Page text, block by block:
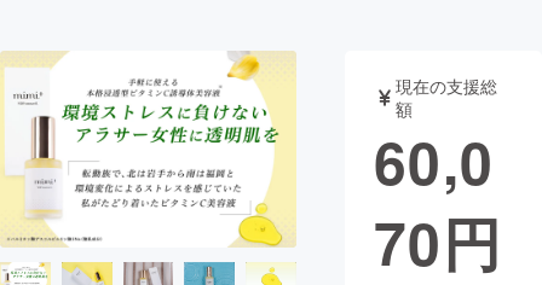
テクノロジー・ガジェット
映像・映画 書籍・雑誌
ビジネス・起業 チャレンジ
現在の支援総
額
60,0
70円